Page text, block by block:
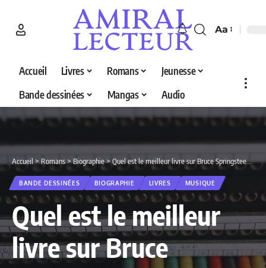
Aa
Accueil Livres Romans
Jeunesse
Bande dessinées
Mangas Audio
Accueil > Romans>Biographie>Quel est le meilleur livre sur Bruce Springsteen en 2026 ? Découvrez nos 4 sélections
BANDE DESSINÉES BIOGRAPHIE LIVRES MUSIQUE
Quel est le meilleur
livre sur Bruce